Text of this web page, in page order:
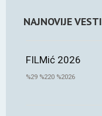
NAJNOVIJE VESTI
FILMić 2026
%29 %220 %2026